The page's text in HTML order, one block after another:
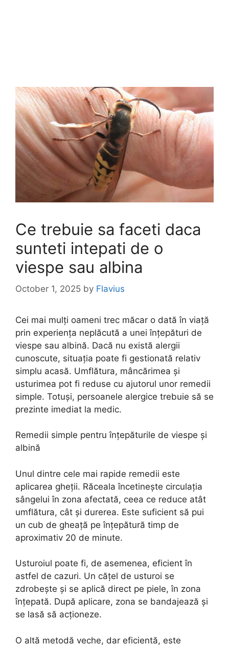
Ce trebuie sa faceti daca
sunteti intepati de o
viespe sau albina
October 1, 2025 by Flavius
Cei mai mulți oameni trec măcar o dată în viață
prin experiența neplăcută a unei înțepături de
viespe sau albină. Dacă nu există alergii
cunoscute, situația poate fi gestionată relativ
simplu acasă. Umflătura, mâncărimea și
usturimea pot fi reduse cu ajutorul unor remedii
simple. Totuși, persoanele alergice trebuie să se
prezinte imediat la medic.
Remedii simple pentru înțepăturile de viespe și
albină
Unul dintre cele mai rapide remedii este
aplicarea gheții. Răceala încetinește circulația
sângelui în zona afectată, ceea ce reduce atât
umflătura, cât și durerea. Este suficient să pui
un cub de gheață pe înțepătură timp de
aproximativ 20 de minute.
Usturoiul poate fi, de asemenea, eficient în
astfel de cazuri. Un cățel de usturoi se
zdrobește și se aplică direct pe piele, în zona
înțepată. După aplicare, zona se bandajează și
se lasă să acționeze.
O altă metodă veche, dar eficientă, este